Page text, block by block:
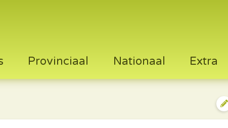
Provinciaal Nationaal Extra